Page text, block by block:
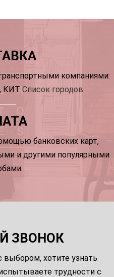
компаниями:
КИТ Список городов
банковских карт,
и другими популярными
ЗВОНОК
выбором, хотите узнать
трудности с